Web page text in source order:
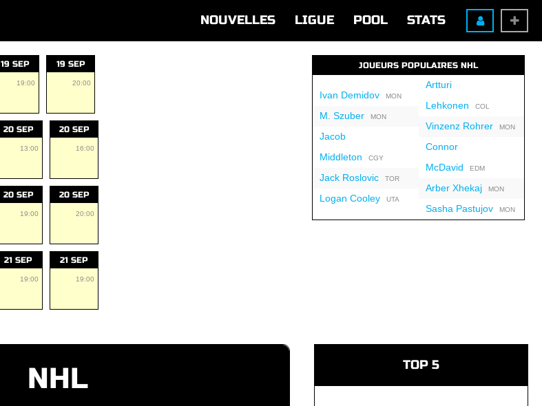
NOUVELLES LIGUE POOL STATS
19 SEP
19:00
19 SEP
20:00
20 SEP
13:00
20 SEP
16:00
20 SEP
19:00
20 SEP
20:00
21 SEP
19:00
21 SEP
19:00
JOUEURS POPULAIRES NHL
Ivan DemidovMON
M. SzuberMON
Jacob
Middleton CGY
Jack RoslovicTOR
Logan CooleyUTA
Artturi
Lehkonen COL
Vinzenz RohrerMON
Connor
McDavid EDM
Arber XhekajMON
Sasha PastujovMON
NHL TOP 5